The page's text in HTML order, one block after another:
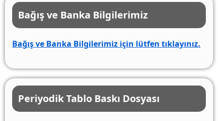
Bağış ve Banka Bilgilerimiz
Bağış ve Banka Bilgilerimiz için lütfen tıklayınız.
Periyodik Tablo Baskı Dosyası